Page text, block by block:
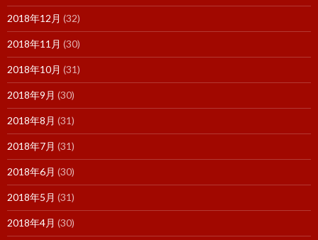
2018年12月 (32)
2018年11月 (30)
2018年10月 (31)
2018年9月 (30)
2018年8月 (31)
2018年7月 (31)
2018年6月 (30)
2018年5月 (31)
2018年4月 (30)